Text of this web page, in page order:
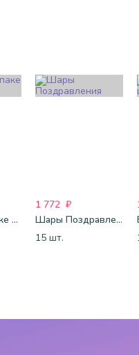
Клоун в колпаке с шариком
1 772 ₽
Шары Поздравления
15 шт.